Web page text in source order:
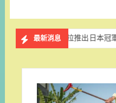
約 上
記
單
最新消息
里拉推出日本冠軍職人麵包